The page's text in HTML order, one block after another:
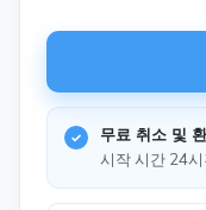
무료 취소 및
시작 시간 24